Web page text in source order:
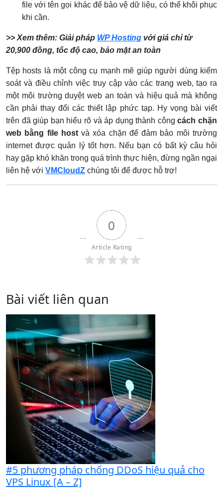
file với tên gọi khác để bảo vệ dữ liệu, có thể khôi phục
khi cần.
>> Xem thêm: Giải pháp WP Hosting với giá chỉ từ
20,900 đồng, tốc độ cao, bảo mật an toàn
Tệp hosts là một công cụ mạnh mẽ giúp người dùng kiểm
soát và điều chỉnh việc truy cập vào các trang web, tạo ra
một môi trường duyệt web an toàn và hiệu quả mà không
cần phải thay đổi các thiết lập phức tạp. Hy vọng bài viết
trên đã giúp bạn hiểu rõ và áp dụng thành côngcách chặn
web bằng file hostvà xóa chặn để đảm bảo môi trường
internet được quản lý tốt hơn. Nếu bạn có bất kỳ câu hỏi
hay gặp khó khăn trong quá trình thực hiện, đừng ngần ngại
liên hệ với VMCloudZ chúng tôi để được hỗ trợ!
0
Article Rating
Bài viết liên quan
#5 phương pháp chống DDoS hiệu quả cho
VPS Linux [A – Z]